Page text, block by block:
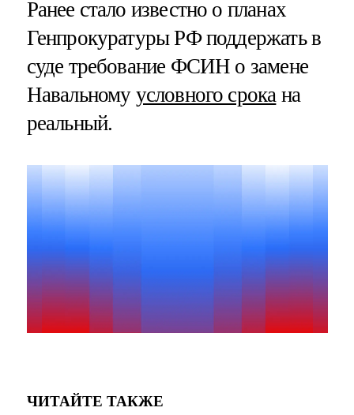
Ранее стало известно о планах
Генпрокуратуры РФ поддержать в
суде требование ФСИН о замене
Навальному условного срокана
реальный.
ЧИТАЙТЕ ТАКЖЕ